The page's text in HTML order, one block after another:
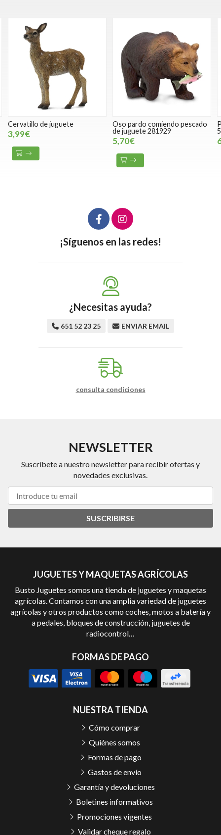
Cervatillo de juguete
3,99€
Oso pardo comiendo pescado
de juguete 281929
5,70€
¡Síguenos en las redes!
¿Necesitas ayuda?
651 52 23 25 ENVIAR EMAIL
consulta condiciones
NEWSLETTER
Suscríbete a nuestro newsletter para recibir ofertas y
novedades exclusivas.
SUSCRIBIRSE
JUGUETES Y MAQUETAS AGRÍCOLAS
Busto Juguetes somos una tienda de juguetes y maquetas
agrícolas. Contamos con una amplia variedad de juguetes
agrícolas y otros productos como coches, motos a batería y
a pedales, bloques de construcción, juguetes de
radiocontrol…
FORMAS DE PAGO
NUESTRA TIENDA
Cómo comprar
Quiénes somos
Formas de pago
Gastos de envío
Garantía y devoluciones
Boletines informativos
Promociones vigentes
Validar cheque regalo